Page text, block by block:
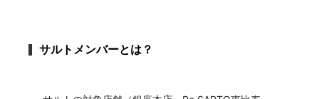
サルトメンバーとは？